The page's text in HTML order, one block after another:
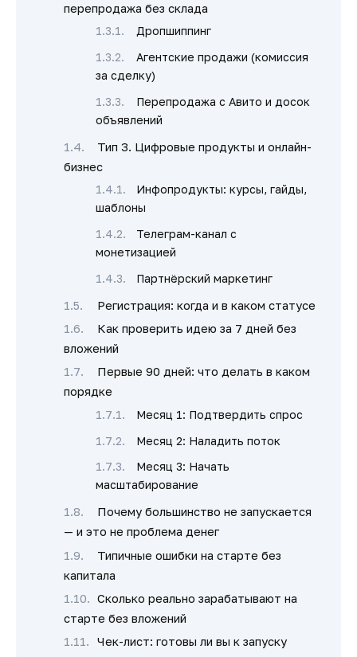
перепродажа без склада
Дропшиппинг
Агентские продажи (комиссия
за сделку)
Перепродажа с Авито и досок
объявлений
Тип 3. Цифровые продукты и онлайн-
бизнес
Инфопродукты: курсы, гайды,
шаблоны
Телеграм-канал с
монетизацией
Партнёрский маркетинг
Регистрация: когда и в каком статусе
Как проверить идею за 7 дней без
вложений
Первые 90 дней: что делать в каком
порядке
Месяц 1: Подтвердить спрос
Месяц 2: Наладить поток
Месяц 3: Начать
масштабирование
Почему большинство не запускается
— и это не проблема денег
Типичные ошибки на старте без
капитала
Сколько реально зарабатывают на
старте без вложений
Чек-лист: готовы ли вы к запуску